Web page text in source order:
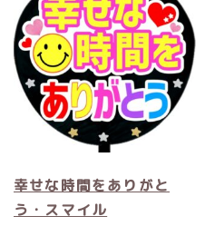
幸せな時間をありがと
う・スマイル